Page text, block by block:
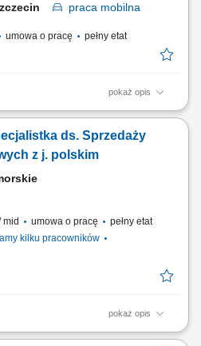
praca mobilna
umowa o pracę pełny etat
pokaż opis
wskazanym obszarze;
długofalowych relacji z
celów sprzedażowych;
ds. Sprzedaży
z j. polskim
mid umowa o pracę
pełny etat
kilku pracowników
pokaż opis
kontakt z klientami zainteresowanymi